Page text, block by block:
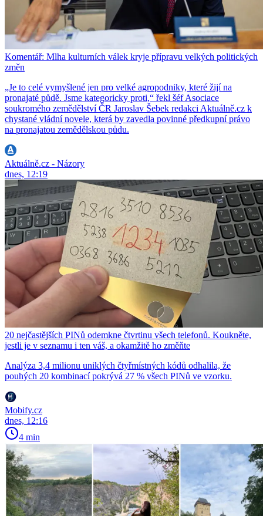
Komentář: Mlha kulturních válek kryje přípravu velkých politických
změn
„Je to celé vymyšlené jen pro velké agropodniky, které žijí na
pronajaté půdě. Jsme kategoricky proti,“ řekl šéf Asociace
soukromého zemědělství ČR Jaroslav Šebek redakci Aktuálně.cz k
chystané vládní novele, která by zavedla povinné předkupní právo
na pronajatou zemědělskou půdu.
Aktuálně.cz - Názory
dnes, 12:19
20 nejčastějších PINů odemkne čtvrtinu všech telefonů. Koukněte,
jestli je v seznamu i ten váš, a okamžitě ho změňte
Analýza 3,4 milionu uniklých čtyřmístných kódů odhalila, že
pouhých 20 kombinací pokrývá 27 % všech PINů ve vzorku.
Mobify.cz
dnes, 12:16
4 min